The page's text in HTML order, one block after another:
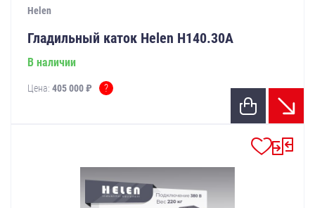
Helen
Гладильный каток Helen Н140.30А
В наличии
Цена: 405 000 ₽ ?